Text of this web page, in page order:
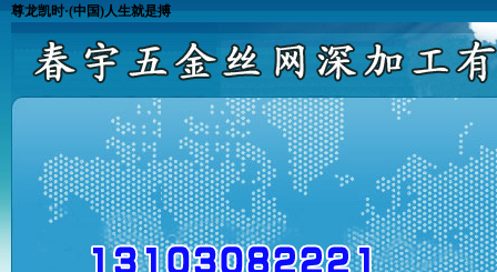
尊龙凯时·(中国)人生就是搏